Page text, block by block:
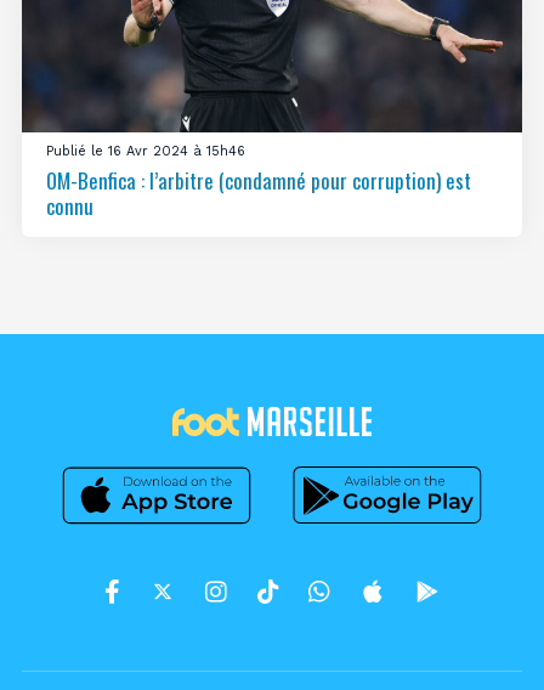
Publié le 16 Avr 2024 à 15h46
OM-Benfica : l’arbitre (condamné pour corruption) est
connu